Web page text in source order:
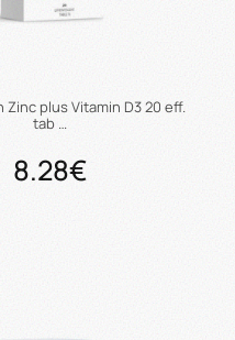
Zinc plus Vitamin D3 20 eff.
tab …
8.28€